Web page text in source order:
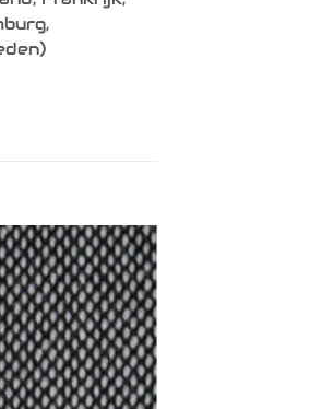
Toevoegen
aan
verlanglijst